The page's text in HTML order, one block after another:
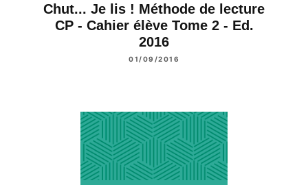
Chut... Je lis ! Méthode de lecture
CP - Cahier élève Tome 2 - Ed.
2016
01/09/2016